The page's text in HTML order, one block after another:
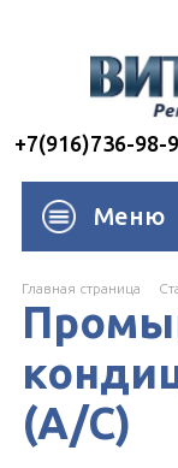
+7(916)736-98-
Меню
Главная страница
(A/C)